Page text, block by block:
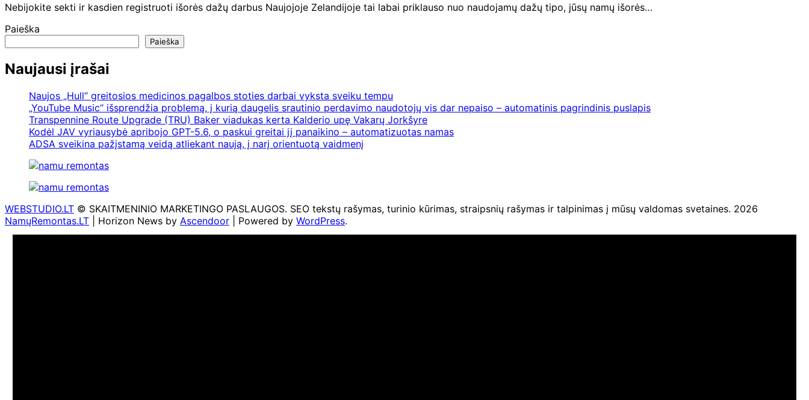
Nebijokite sekti ir kasdien registruoti išorės dažų darbus Naujojoje Zelandijoje tai labai priklauso nuo naudojamų dažų tipo, jūsų namų išorės…
Paieška
Paieška
Naujausi įrašai
Naujos „Hull“ greitosios medicinos pagalbos stoties darbai vyksta sveiku tempu
„YouTube Music“ išsprendžia problemą, į kurią daugelis srautinio perdavimo naudotojų vis dar nepaiso – automatinis pagrindinis puslapis
Transpennine Route Upgrade (TRU) Baker viadukas kerta Kalderio upę Vakarų Jorkšyre
Kodėl JAV vyriausybė apribojo GPT-5.6, o paskui greitai jį panaikino – automatizuotas namas
ADSA sveikina pažįstamą veidą atliekant naują, į narį orientuotą vaidmenį
WEBSTUDIO.LT © SKAITMENINIO MARKETINGO PASLAUGOS. SEO tekstų rašymas, turinio kūrimas, straipsnių rašymas ir talpinimas į mūsų valdomas svetaines. 2026
NamųRemontas.LT | Horizon News by Ascendoor | Powered by WordPress.